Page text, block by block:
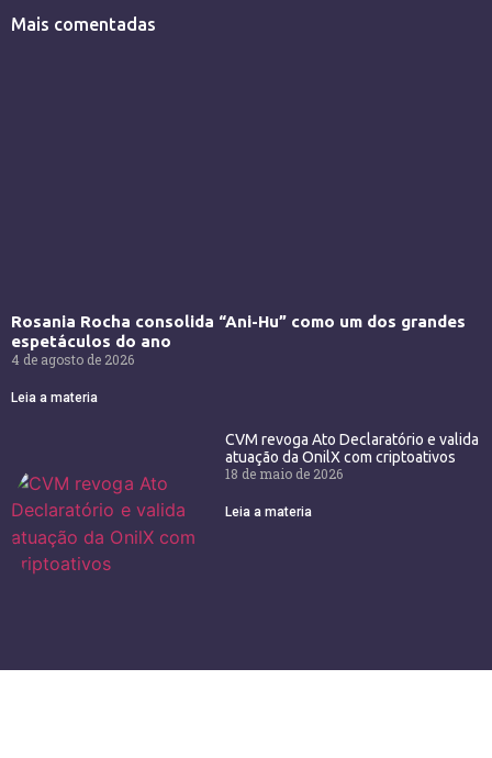
Mais comentadas
Rosania Rocha consolida “Ani-Hu” como um dos grandes
espetáculos do ano
4 de agosto de 2026
Leia a materia
CVM revoga Ato Declaratório e valida
atuação da OnilX com criptoativos
18 de maio de 2026
Leia a materia